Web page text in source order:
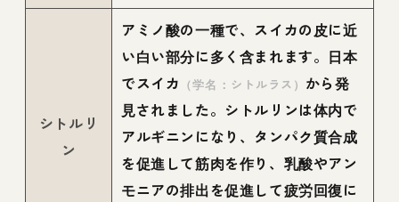
シトルリ
ン
アミノ酸の一種で、スイカの皮に近
い白い部分に多く含まれます。日本
でスイカ （学名：シトルラス） から発
見されました。シトルリンは体内で
アルギニンになり、タンパク質合成
を促進して筋肉を作り、乳酸やアン
モニアの排出を促進して疲労回復に